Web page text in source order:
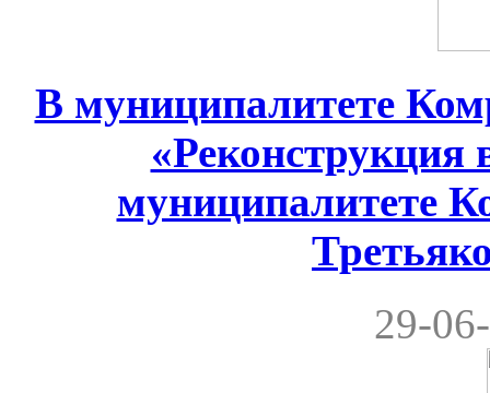
В муниципалитете
«Реконструкция
муниципалитете
29-